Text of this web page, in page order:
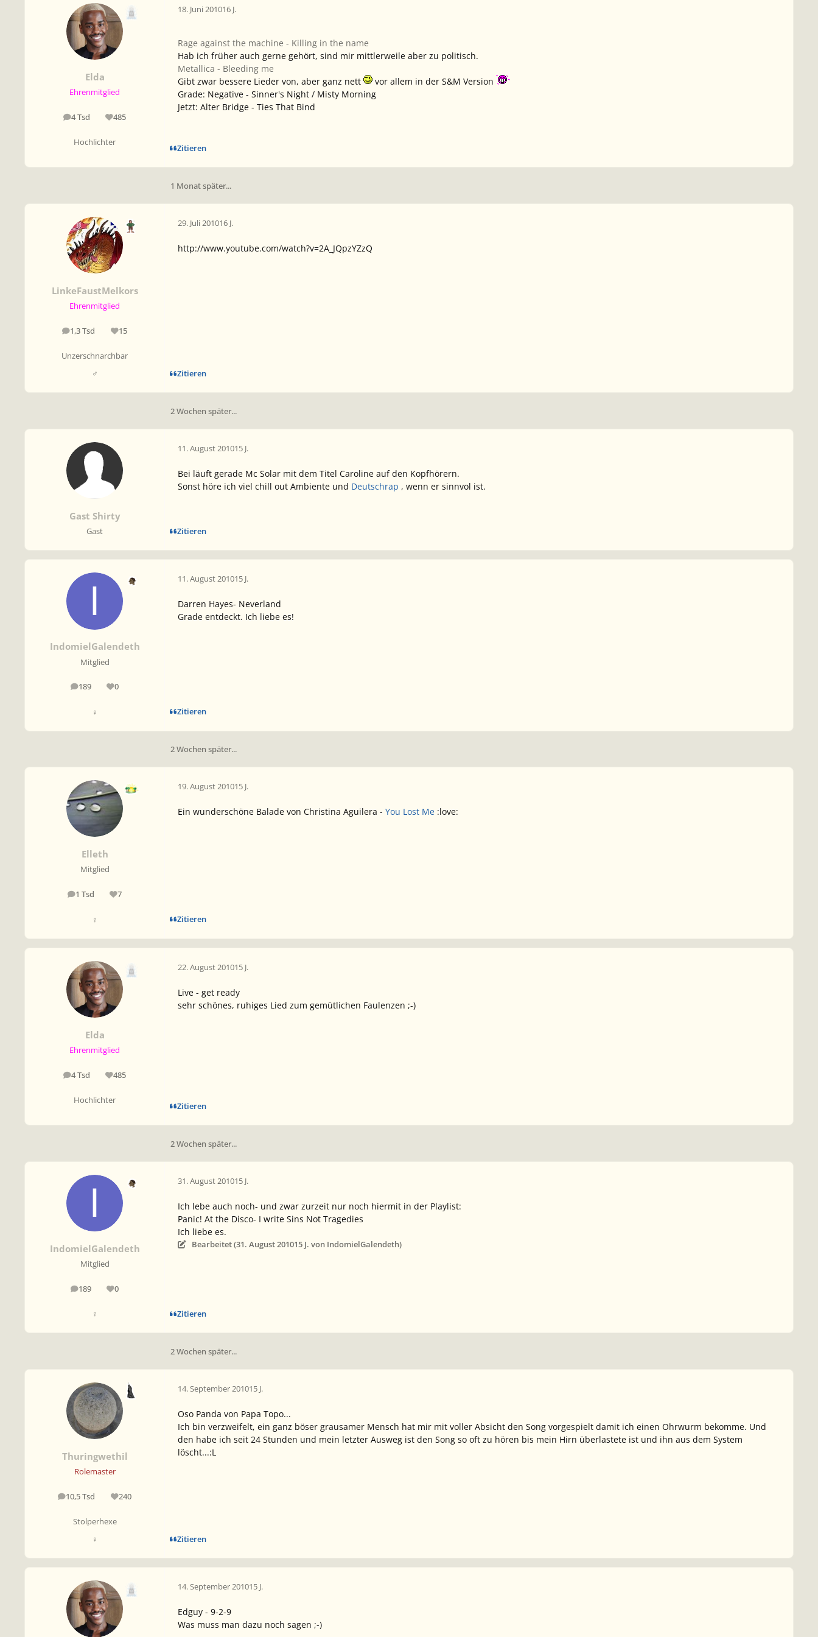
Elda
Ehrenmitglied
4 Tsd
Beiträge 485
Reputation
Hochlichter
18. Juni 201016 J.
Rage against the machine - Killing in the name
Hab ich früher auch gerne gehört, sind mir mittlerweile aber zu politisch.
Metallica - Bleeding me
Gibt zwar bessere Lieder von, aber ganz nett
vor allem in der S&M Version
Grade: Negative - Sinner's Night / Misty Morning
Jetzt: Alter Bridge - Ties That Bind
Zitieren
1 Monat später...
LinkeFaustMelkors
Ehrenmitglied
1,3 Tsd
Beiträge 15
Reputation
Unzerschnarchbar
♂
29. Juli 201016 J.
http://www.youtube.com/watch?v=2A_JQpzYZzQ
Zitieren
2 Wochen später...
Gast Shirty
Gast
11. August 201015 J.
Bei läuft gerade Mc Solar mit dem Titel Caroline auf den Kopfhörern.
Sonst höre ich viel chill out Ambiente und Deutschrap , wenn er sinnvol ist.
Zitieren
IndomielGalendeth
Mitglied
189
Beiträge 0
Reputation
♀
11. August 201015 J.
Darren Hayes- Neverland
Grade entdeckt. Ich liebe es!
Zitieren
2 Wochen später...
Elleth
Mitglied
1 TsdBeiträge 7
Reputation
♀
19. August 201015 J.
Ein wunderschöne Balade von Christina Aguilera - You Lost Me :love:
Zitieren
Elda
Ehrenmitglied
4 Tsd
Beiträge 485
Reputation
Hochlichter
22. August 201015 J.
Live - get ready
sehr schönes, ruhiges Lied zum gemütlichen Faulenzen ;-)
Zitieren
2 Wochen später...
IndomielGalendeth
Mitglied
189
Beiträge 0
Reputation
♀
31. August 201015 J.
Ich lebe auch noch- und zwar zurzeit nur noch hiermit in der Playlist:
Panic! At the Disco- I write Sins Not Tragedies
Ich liebe es.
Bearbeitet (31. August 201015 J. von IndomielGalendeth)
Zitieren
2 Wochen später...
Thuringwethil
Rolemaster
10,5 Tsd
Beiträge 240
Reputation
Stolperhexe
♀
14. September 201015 J.
Oso Panda von Papa Topo...
Ich bin verzweifelt, ein ganz böser grausamer Mensch hat mir mit voller Absicht den Song vorgespielt damit ich einen Ohrwurm bekomme. Und
den habe ich seit 24 Stunden und mein letzter Ausweg ist den Song so oft zu hören bis mein Hirn überlastete ist und ihn aus dem System
löscht...:L
Zitieren
14. September 201015 J.
Edguy - 9-2-9
Was muss man dazu noch sagen ;-)